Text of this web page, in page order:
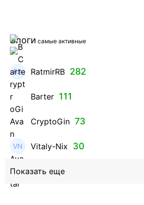
Блоги самые активные
RatmirRB 282
Barter 111
CryptoGin 73
Vitaly-Nix 30
Hanna_Zolo4evskaya